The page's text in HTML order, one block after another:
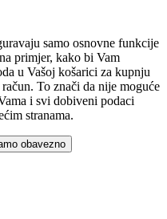
samo osnovne funkcije
primjer, kako bi Vam
u Vašoj košarici za kupnju
To znači da nije moguće
i svi dobiveni podaci
stranama.
obavezno